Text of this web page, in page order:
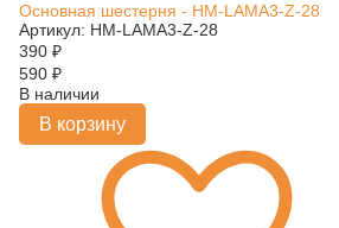
Основная шестерня - HM-LAMA3-Z-28
Артикул: HM-LAMA3-Z-28
390 ₽
590 ₽
В наличии
В корзину